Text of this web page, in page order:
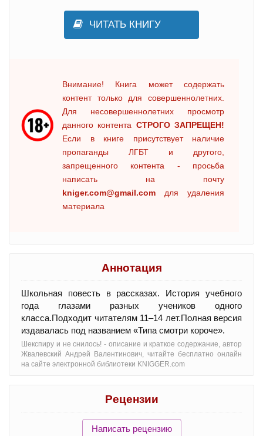
ЧИТАТЬ КНИГУ
Внимание! Книга может содержать
контент только для совершеннолетних.
Для несовершеннолетних просмотр
данного контента СТРОГО ЗАПРЕЩЕН!
Если в книге присутствует наличие
пропаганды ЛГБТ и другого,
запрещенного контента - просьба
написать на почту
kniger.com@gmail.com для удаления
материала
Аннотация
Школьная повесть в рассказах. История учебного
года глазами разных учеников одного
класса.Подходит читателям 11–14 лет.Полная версия
издавалась под названием «Типа смотри короче».
Шекспиру и не снилось! - oписание и краткое содержание, автор
Жвалевский Андрей Валентинович, читайте бесплатно онлайн
на сайте электронной библиотеки KNIGGER.com
Рецензии
Написать рецензию